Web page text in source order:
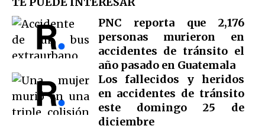
PNC reporta que 2,176
personas murieron en
accidentes de tránsito el
año pasado en Guatemala
Los fallecidos y heridos
en accidentes de tránsito
este domingo 25 de
diciembre